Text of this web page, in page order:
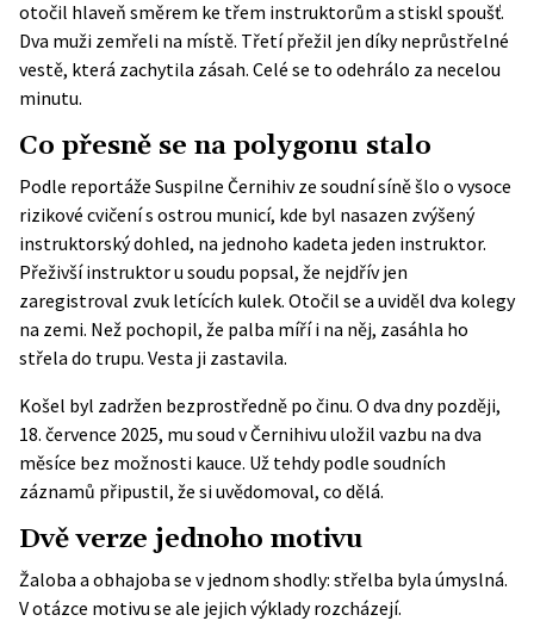
otočil hlaveň směrem ke třem instruktorům a stiskl spoušť.
Dva muži zemřeli na místě. Třetí přežil jen díky neprůstřelné
vestě, která zachytila zásah. Celé se to odehrálo za necelou
minutu.
Co přesně se na polygonu stalo
Podle reportáže Suspilne Černihivze soudní síně šlo o vysoce
rizikové cvičení s ostrou municí, kde byl nasazen zvýšený
instruktorský dohled, na jednoho kadeta jeden instruktor.
Přeživší instruktor u soudu popsal, že nejdřív jen
zaregistroval zvuk letících kulek. Otočil se a uviděl dva kolegy
na zemi. Než pochopil, že palba míří i na něj, zasáhla ho
střela do trupu. Vesta ji zastavila.
Košel byl zadržen bezprostředně po činu. O dva dny později,
18. července 2025, mu soud v Černihivu uložil vazbu na dva
měsíce bez možnosti kauce. Už tehdy podle soudních
záznamů připustil, že si uvědomoval, co dělá.
Dvě verze jednoho motivu
Žaloba a obhajoba se v jednom shodly: střelba byla úmyslná.
V otázce motivu se ale jejich výklady rozcházejí.